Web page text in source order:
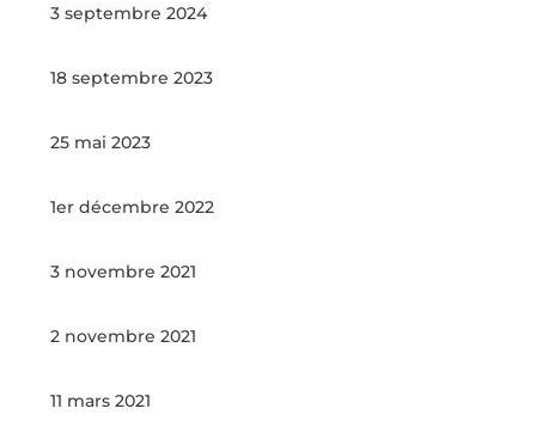
3 septembre 2024
18 septembre 2023
25 mai 2023
1er décembre 2022
3 novembre 2021
2 novembre 2021
11 mars 2021